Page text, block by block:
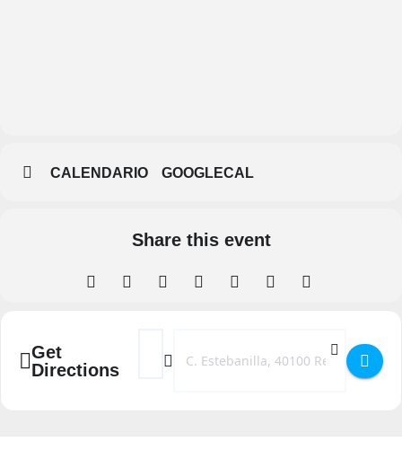
CALENDARIO GOOGLECAL
Share this event
Get
Directions
Address - Concierto Abrojo Folk en el
Destination Address - Concierto